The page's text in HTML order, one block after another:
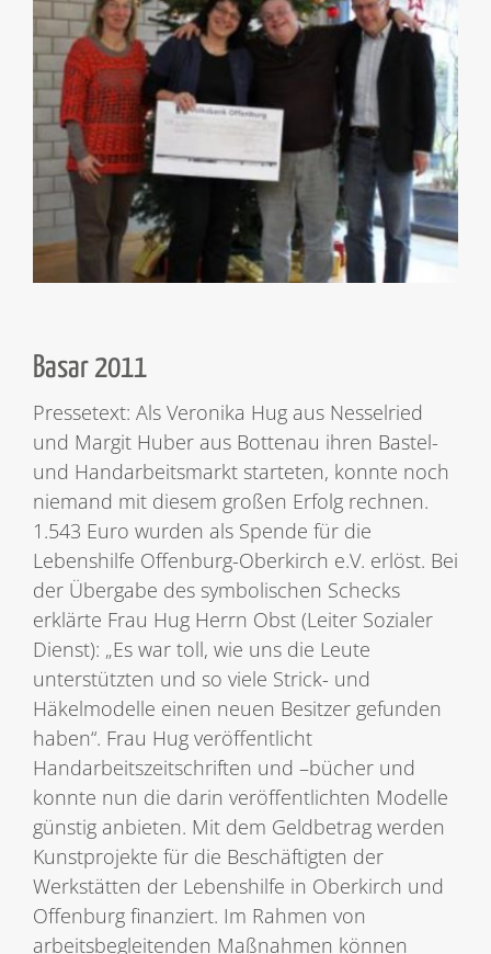
Basar 2011
Pressetext: Als Veronika Hug aus Nesselried
und Margit Huber aus Bottenau ihren Bastel-
und Handarbeitsmarkt starteten, konnte noch
niemand mit diesem großen Erfolg rechnen.
1.543 Euro wurden als Spende für die
Lebenshilfe Offenburg-Oberkirch e.V. erlöst. Bei
der Übergabe des symbolischen Schecks
erklärte Frau Hug Herrn Obst (Leiter Sozialer
Dienst): „Es war toll, wie uns die Leute
unterstützten und so viele Strick- und
Häkelmodelle einen neuen Besitzer gefunden
haben“. Frau Hug veröffentlicht
Handarbeitszeitschriften und –bücher und
konnte nun die darin veröffentlichten Modelle
günstig anbieten. Mit dem Geldbetrag werden
Kunstprojekte für die Beschäftigten der
Werkstätten der Lebenshilfe in Oberkirch und
Offenburg finanziert. Im Rahmen von
arbeitsbegleitenden Maßnahmen können